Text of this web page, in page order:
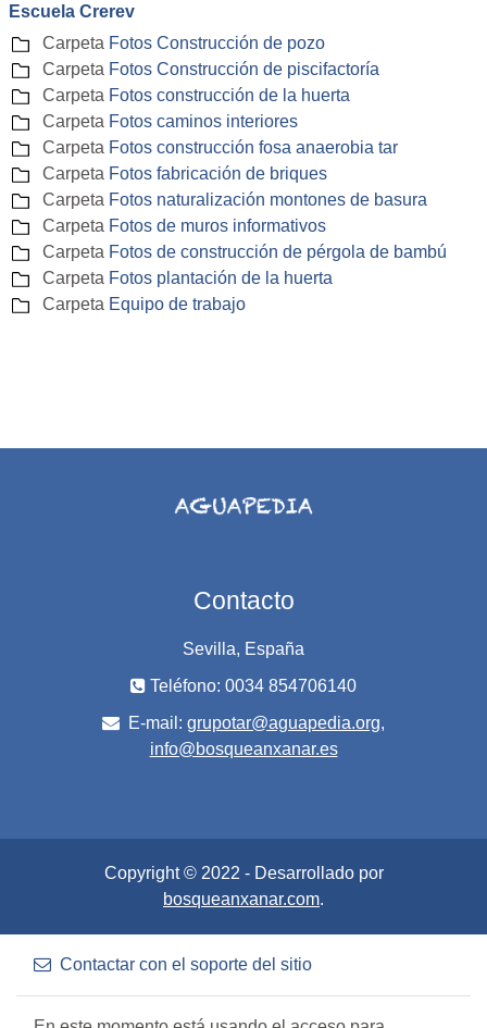
Escuela Crerev
Carpeta Fotos Construcción de pozo
Carpeta Fotos Construcción de piscifactoría
Carpeta Fotos construcción de la huerta
Carpeta Fotos caminos interiores
Carpeta Fotos construcción fosa anaerobia tar
Carpeta Fotos fabricación de briques
Carpeta Fotos naturalización montones de basura
Carpeta Fotos de muros informativos
Carpeta Fotos de construcción de pérgola de bambú
Carpeta Fotos plantación de la huerta
Carpeta Equipo de trabajo
Contacto
Sevilla, España
Teléfono: 0034 854706140
E-mail: grupotar@aguapedia.org,
info@bosqueanxanar.es
Copyright © 2022 - Desarrollado por
bosqueanxanar.com.
Contactar con el soporte del sitio